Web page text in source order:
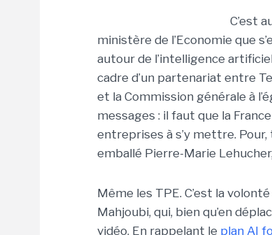
C’est
ministère de l’Economie que
autour de l’intelligence
cadre d’un partenariat entre
et la Commission générale à
messages : il faut que la
entreprises à s’y mettre. Pour,
emballé Pierre-Marie
Même les TPE. C’est la
Mahjoubi, qui, bien qu’en
vidéo. En rappelant le plan AI